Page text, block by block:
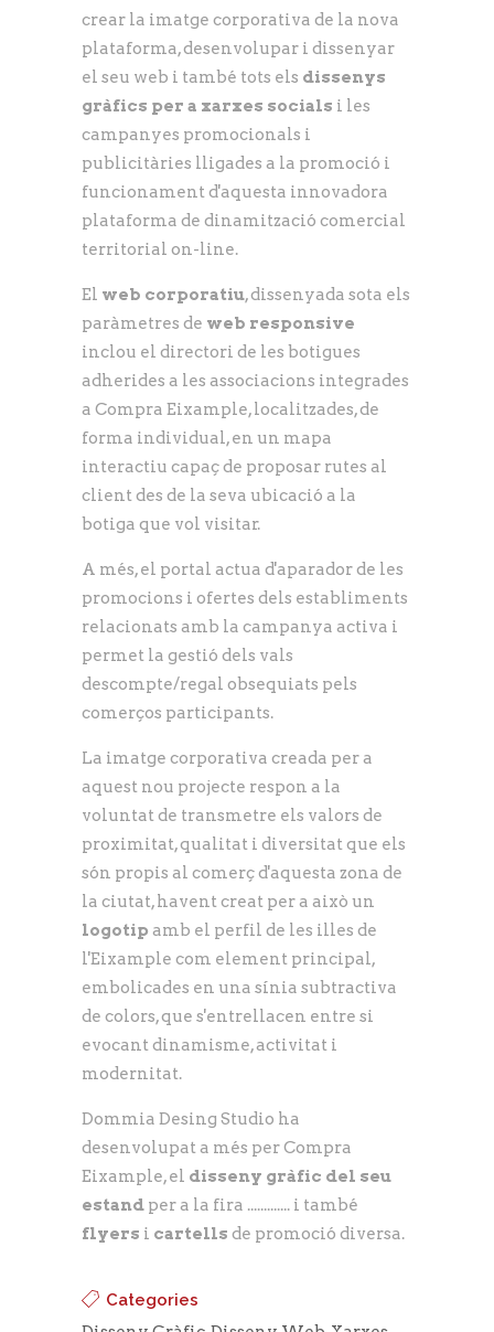
crear la imatge corporativa de la nova
plataforma, desenvolupar i dissenyar
el seu web i també tots els dissenys
gràfics per a xarxes socials i les
campanyes promocionals i
publicitàries lligades a la promoció i
funcionament d'aquesta innovadora
plataforma de dinamització comercial
territorial on-line.
El web corporatiu, dissenyada sota els
paràmetres de web responsive
inclou el directori de les botigues
adherides a les associacions integrades
a Compra Eixample, localitzades, de
forma individual, en un mapa
interactiu capaç de proposar rutes al
client des de la seva ubicació a la
botiga que vol visitar.
A més, el portal actua d'aparador de les
promocions i ofertes dels establiments
relacionats amb la campanya activa i
permet la gestió dels vals
descompte/regal obsequiats pels
comerços participants.
La imatge corporativa creada per a
aquest nou projecte respon a la
voluntat de transmetre els valors de
proximitat, qualitat i diversitat que els
són propis al comerç d'aquesta zona de
la ciutat, havent creat per a això un
logotip amb el perfil de les illes de
l'Eixample com element principal,
embolicades en una sínia subtractiva
de colors, que s'entrellacen entre si
evocant dinamisme, activitat i
modernitat.
Dommia Desing Studio ha
desenvolupat a més per Compra
Eixample, el disseny gràfic del seu
estand per a la fira ............. i també
flyers i cartells de promoció diversa.
Categories